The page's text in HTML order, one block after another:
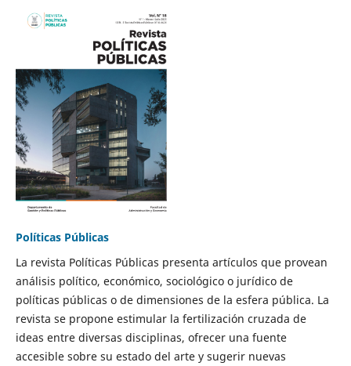
Políticas Públicas
La revista Políticas Públicas presenta artículos que provean
análisis político, económico, sociológico o jurídico de
políticas públicas o de dimensiones de la esfera pública. La
revista se propone estimular la fertilización cruzada de
ideas entre diversas disciplinas, ofrecer una fuente
accesible sobre su estado del arte y sugerir nuevas